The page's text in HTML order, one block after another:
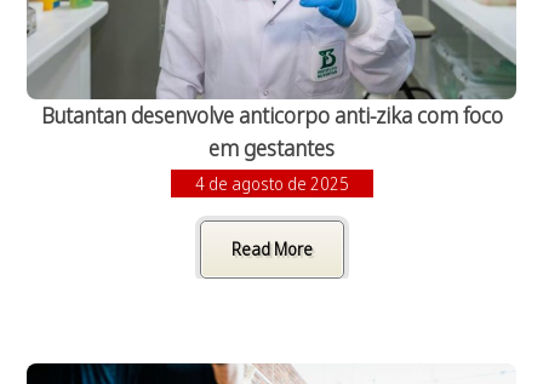
Butantan desenvolve anticorpo anti-zika com foco
em gestantes
4 de agosto de 2025
Read More